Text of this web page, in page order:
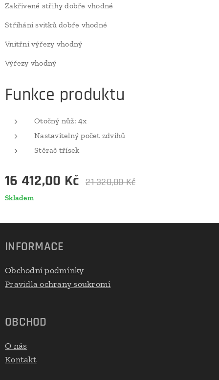
Zakřivené střihy dobře vhodné
Střihání svitků dobře vhodné
Vnitřní výřezy vhodný
Výřezy vhodný
Funkce produktu
Otočný nůž: 4x
Nastavitelný počet zdvihů
Stěrač třísek
16 412,00 Kč 21 320,00Kč
Skladem
INFORMACE
Obchodní podmínky
Pravidla ochrany soukromí
OBCHOD
O nás
Kontakt